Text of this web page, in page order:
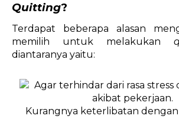
Quitting?
Terdapat beberapa alasan
memilih untuk melakukan
diantaranya yaitu: